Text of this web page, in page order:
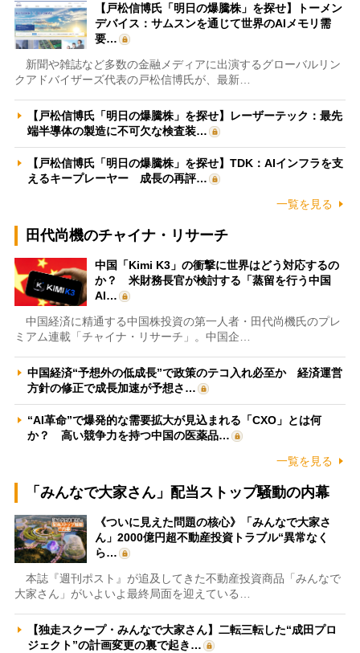
【戸松信博氏「明日の爆騰株」を探せ】トーメン
デバイス：サムスンを通じて世界のAIメモリ需
要…
新聞や雑誌など多数の金融メディアに出演するグローバルリン
クアドバイザーズ代表の戸松信博氏が、最新…
【戸松信博氏「明日の爆騰株」を探せ】レーザーテック：最先
端半導体の製造に不可欠な検査装…
【戸松信博氏「明日の爆騰株」を探せ】TDK：AIインフラを支
えるキープレーヤー 成長の再評…
一覧を見る
田代尚機のチャイナ・リサーチ
中国「Kimi K3」の衝撃に世界はどう対応するの
か？ 米財務長官が検討する「蒸留を行う中国
AI…
中国経済に精通する中国株投資の第一人者・田代尚機氏のプレ
ミアム連載「チャイナ・リサーチ」。中国企…
中国経済“予想外の低成長”で政策のテコ入れ必至か 経済運営
方針の修正で成長加速が予想さ…
“AI革命”で爆発的な需要拡大が見込まれる「CXO」とは何
か？ 高い競争力を持つ中国の医薬品…
一覧を見る
「みんなで大家さん」配当ストップ騒動の内幕
《ついに見えた問題の核心》「みんなで大家さ
ん」2000億円超不動産投資トラブル“異常なく
ら…
本誌『週刊ポスト』が追及してきた不動産投資商品「みんなで
大家さん」がいよいよ最終局面を迎えている…
【独走スクープ・みんなで大家さん】二転三転した“成田プロ
ジェクト”の計画変更の裏で起き…